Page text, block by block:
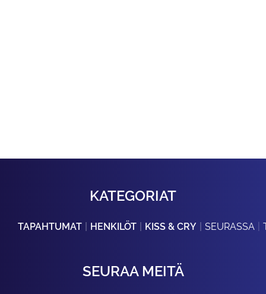
KATEGORIAT
TAPAHTUMAT HENKILÖT KISS & CRY SEURASSA
SEURAA MEITÄ